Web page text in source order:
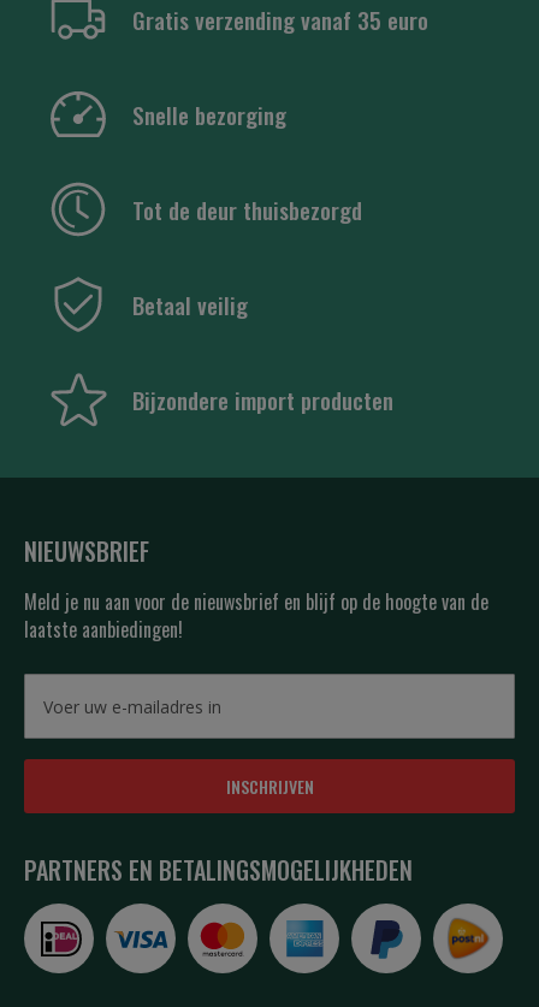
Gratis verzending vanaf 35 euro
Snelle bezorging
Tot de deur thuisbezorgd
Betaal veilig
Bijzondere import producten
NIEUWSBRIEF
Meld je nu aan voor de nieuwsbrief en blijf op de hoogte van de
laatste aanbiedingen!
INSCHRIJVEN
PARTNERS EN BETALINGSMOGELIJKHEDEN